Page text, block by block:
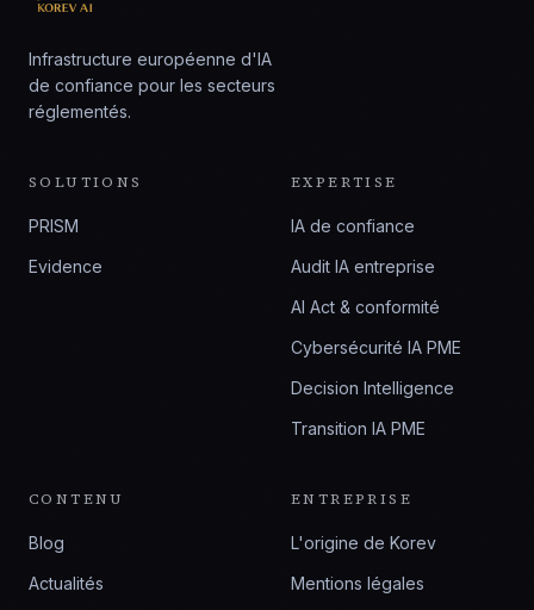
Infrastructure européenne d'IA
de confiance pour les secteurs
réglementés.
SOLUTIONS
PRISM
Evidence
EXPERTISE
IA de confiance
Audit IA entreprise
AI Act & conformité
Cybersécurité IA PME
Decision Intelligence
Transition IA PME
CONTENU
Blog
Actualités
ENTREPRISE
L'origine de Korev
Mentions légales